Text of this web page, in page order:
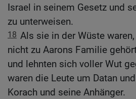
Israel in seinem Gesetz und
zu unterweisen.
18 Als sie in der Wüste
nicht zu Aarons Familie
und lehnten sich voller Wut
waren die Leute um Datan
Korach und seine Anhänger.